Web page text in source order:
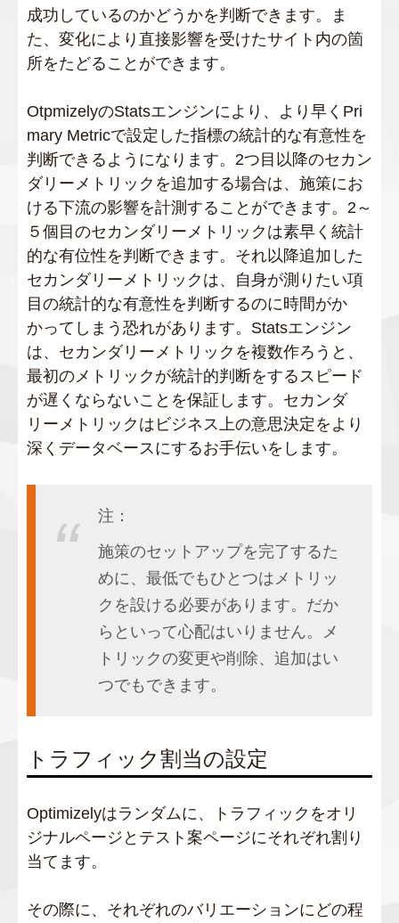
成功しているのかどうかを判断できます。ま
た、変化により直接影響を受けたサイト内の箇
所をたどることができます。
OtpmizelyのStatsエンジンにより、より早くPri
mary Metricで設定した指標の統計的な有意性を
判断できるようになります。2つ目以降のセカン
ダリーメトリックを追加する場合は、施策にお
ける下流の影響を計測することができます。2～
５個目のセカンダリーメトリックは素早く統計
的な有位性を判断できます。それ以降追加した
セカンダリーメトリックは、自身が測りたい項
目の統計的な有意性を判断するのに時間がか
かってしまう恐れがあります。Statsエンジン
は、セカンダリーメトリックを複数作ろうと、
最初のメトリックが統計的判断をするスピード
が遅くならないことを保証します。セカンダ
リーメトリックはビジネス上の意思決定をより
深くデータベースにするお手伝いをします。
注：
施策のセットアップを完了するた
めに、最低でもひとつはメトリッ
クを設ける必要があります。だか
らといって心配はいりません。メ
トリックの変更や削除、追加はい
つでもできます。
トラフィック割当の設定
Optimizelyはランダムに、トラフィックをオリ
ジナルページとテスト案ページにそれぞれ割り
当てます。
その際に、それぞれのバリエーションにどの程